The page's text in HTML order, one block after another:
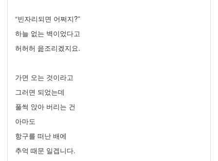
“빈자리되면 어쩌지?”
하늘 없는 벽이었다고
허허허 읊조리겠지요.
가면 오는 것이라고
그러면 되었는데
풀썩 앉아 버리는 건
아마도
항구를 떠난 배에
추억 때문 일겝니다.